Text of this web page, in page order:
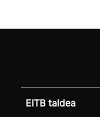
EITB taldea